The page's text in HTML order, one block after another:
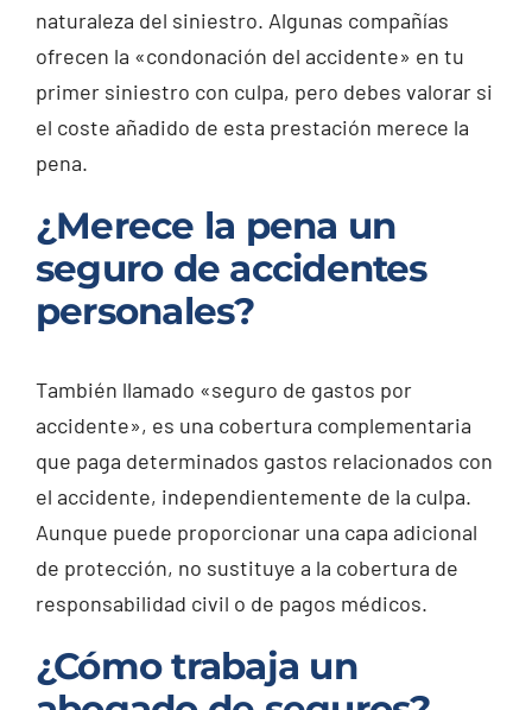
naturaleza del siniestro. Algunas compañías
ofrecen la «condonación del accidente» en tu
primer siniestro con culpa, pero debes valorar si
el coste añadido de esta prestación merece la
pena.
¿Merece la pena un
seguro de accidentes
personales?
También llamado «seguro de gastos por
accidente», es una cobertura complementaria
que paga determinados gastos relacionados con
el accidente, independientemente de la culpa.
Aunque puede proporcionar una capa adicional
de protección, no sustituye a la cobertura de
responsabilidad civil o de pagos médicos.
¿Cómo trabaja un